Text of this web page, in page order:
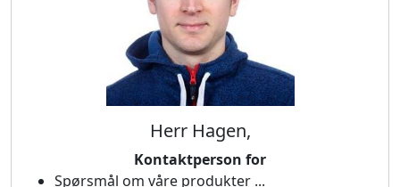
Herr Hagen,
Kontaktperson for
Spørsmål om våre produkter ...